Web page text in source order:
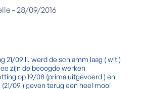
- 28/09/2016
21/09 ll. werd de schlamm laag ( wit )
zijn de beoogde werken
op 19/08 (prima uitgevoerd ) en
09 ) geven terug een heel mooi